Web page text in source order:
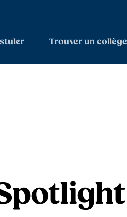
Trouver un collège